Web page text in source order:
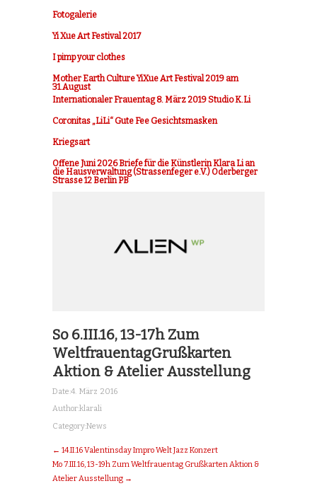
Fotogalerie
Yi Xue Art Festival 2017
I pimp your clothes
Mother Earth Culture YiXue Art Festival 2019 am
31.August
Internationaler Frauentag 8. März 2019 Studio K.Li
Coronitas „LiLi“ Gute Fee Gesichtsmasken
Kriegsart
Offene Juni 2026 Briefe für die Künstlerin Klara Li an
die Hausverwaltung (Strassenfeger e.V.) Oderberger
Strasse 12 Berlin PB
So 6.III.16, 13-17h Zum
WeltfrauentagGrußkarten
Aktion & Atelier Ausstellung
Date:4. März 2016
Author:klarali
Category:News
← 14.II.16 Valentinsday Impro Welt Jazz Konzert
Mo 7.III.16, 13-19h Zum Weltfrauentag Grußkarten Aktion &
Atelier Ausstellung →